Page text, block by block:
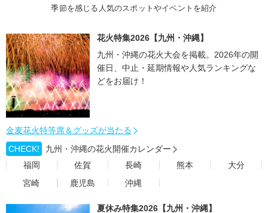
季節を感じる人気のスポットやイベントを紹介
花火特集2026【九州・沖縄】
九州・沖縄の花火大会を掲載。2026年の開
催日、中止・延期情報や人気ランキングな
どをお届け！
金麦花火特等席＆グッズが当たる
CHECK!
九州・沖縄の花火開催カレンダー
福岡
佐賀 長崎 熊本
大分
宮崎
鹿児島 沖縄
夏休み特集2026【九州・沖縄】